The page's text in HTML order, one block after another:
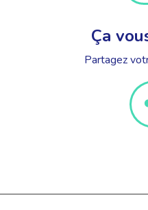
Ça
Partagez